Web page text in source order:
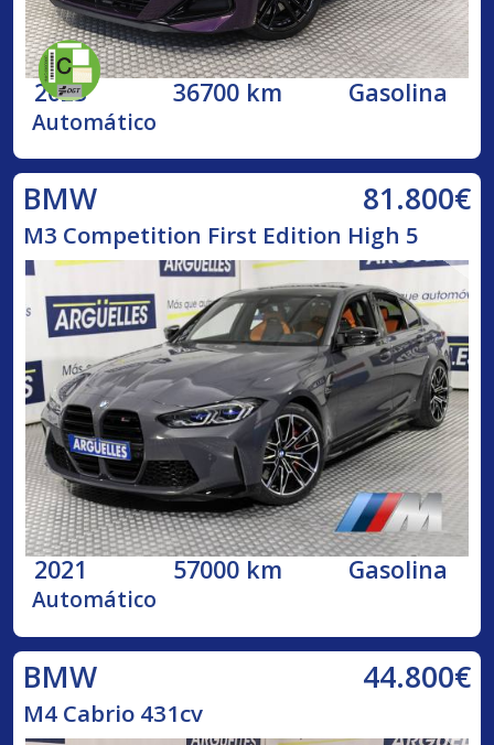
2023 36700 km Gasolina
Automático
BMW 81.800€
M3 Competition First Edition High 5
2021 57000 km Gasolina
Automático
BMW 44.800€
M4 Cabrio 431cv